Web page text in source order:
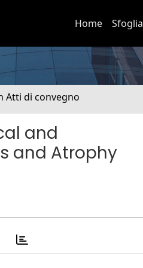
Home Sfoglia
Atti di convegno
and
and Atrophy